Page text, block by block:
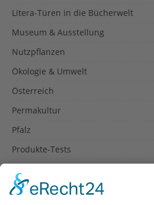
Litera-Türen in die Bücherwelt
Museum & Ausstellung
Nutzpflanzen
Ökologie & Umwelt
Österreich
Permakultur
Pfalz
Produkte-Tests
Rezepte